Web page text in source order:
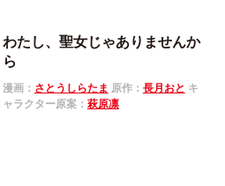
わたし、聖女じゃありませんか
ら
漫画： さとうしらたま 原作： 長月おと キ
ャラクター原案： 萩原凛